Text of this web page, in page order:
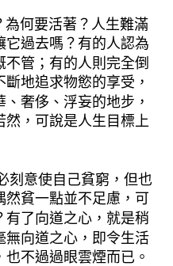
何要活著？人生難滿
它過去嗎？有的人認為
管；有的人則完全倒
地追求物慾的享受，
奢侈、浮妄的地步，
，可說是人生目標上
意使自己貧窮，但也
貧一點並不足慮，可
有了向道之心，就是稍
無向道之心，即令生活
不過過眼雲煙而已。